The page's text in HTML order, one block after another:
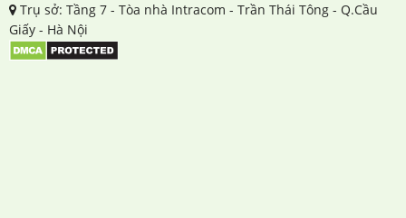
Trụ sở: Tầng 7 - Tòa nhà Intracom - Trần Thái Tông - Q.Cầu
Giấy - Hà Nội